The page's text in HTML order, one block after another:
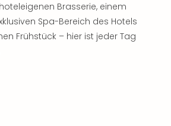
Brasserie, einem
Spa-Bereich des Hotels
Frühstück – hier ist jeder Tag